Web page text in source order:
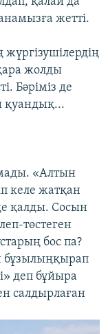
жетті.
жолды
Бәріміз де
қуандық...
«Алтын
келе жатқан
қалды. Сосын
төстеген
бос па?
бұзылыңқырап
деп бұйыра
салдырлаған